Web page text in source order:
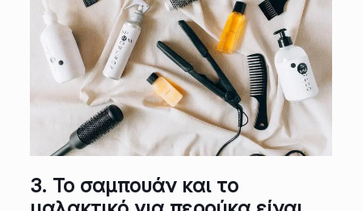
3. Το σαμπουάν και το